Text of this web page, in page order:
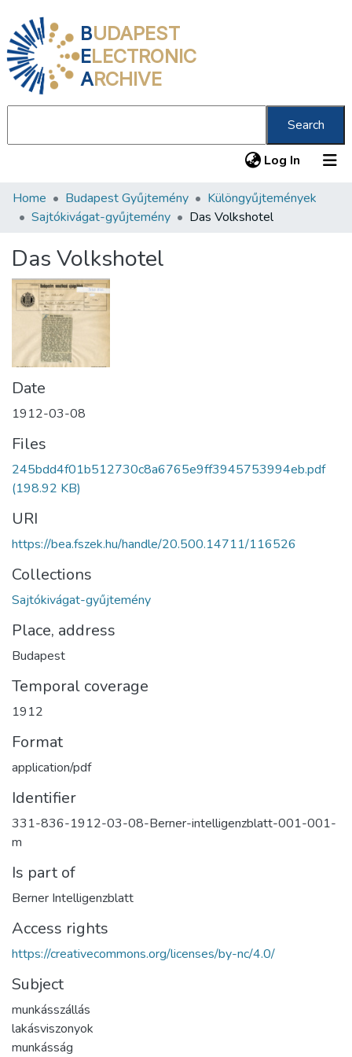
BUDAPEST
ELECTRONIC
ARCHIVE
Search
Log In (current)
Communities & Collections
Statistics
About us
Home Budapest Gyűjtemény
Különgyűjtemények
Sajtókivágat-gyűjtemény
Das Volkshotel
Das Volkshotel
Date
1912-03-08
Files
245bdd4f01b512730c8a6765e9ff3945753994eb.pdf
(198.92 KB)
URI
https://bea.fszek.hu/handle/20.500.14711/116526
Collections
Sajtókivágat-gyűjtemény
Place, address
Budapest
Temporal coverage
1912
Format
application/pdf
Identifier
331-836-1912-03-08-Berner-intelligenzblatt-001-001-
m
Is part of
Berner Intelligenzblatt
Access rights
https://creativecommons.org/licenses/by-nc/4.0/
Subject
munkásszállás
lakásviszonyok
munkásság